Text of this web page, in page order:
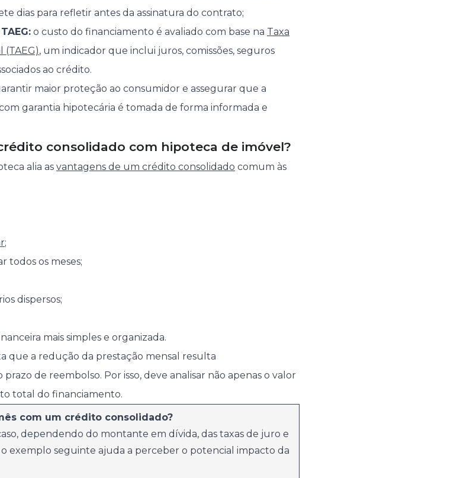
dias para refletir antes da assinatura do contrato;
o custo do financiamento é avaliado com base na Taxa
(TAEG), um indicador que inclui juros, comissões, seguros
ao crédito.
maior proteção ao consumidor e assegurar que a
garantia hipotecária é tomada de forma informada e
consolidado com hipoteca de imóvel?
alia as vantagens de um crédito consolidado comum às
;
todos os meses;
dispersos;
mais simples e organizada.
que a redução da prestação mensal resulta
de reembolso. Por isso, deve analisar não apenas o valor
total do financiamento.
com um crédito consolidado?
dependendo do montante em dívida, das taxas de juro e
o exemplo seguinte ajuda a perceber o potencial impacto da